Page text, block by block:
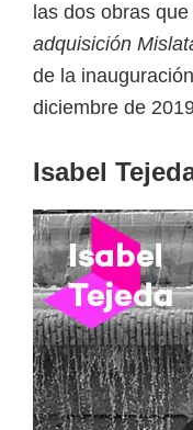
las dos obras
adquisición
de la
diciembre de
Isabel